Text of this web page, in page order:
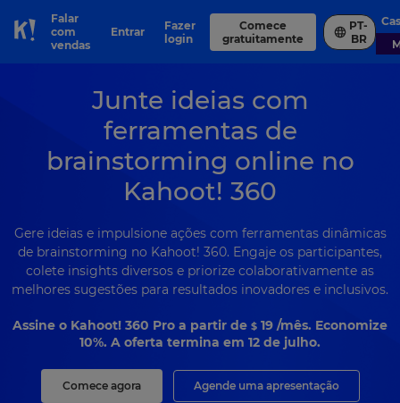
Skip to Page content
Falar
com
vendas
Entrar
Fazer
login
Comece
gratuitamente
PT-
BR
Junte ideias com
ferramentas de
brainstorming online no
Kahoot! 360
Gere ideias e impulsione ações com ferramentas dinâmicas
de brainstorming no Kahoot! 360. Engaje os participantes,
colete insights diversos e priorize colaborativamente as
melhores sugestões para resultados inovadores e inclusivos.
Assine o Kahoot! 360 Pro a partir de $ 19 /mês. Economize
10%. A oferta termina em 12 de julho.
Comece agora Agende uma apresentação